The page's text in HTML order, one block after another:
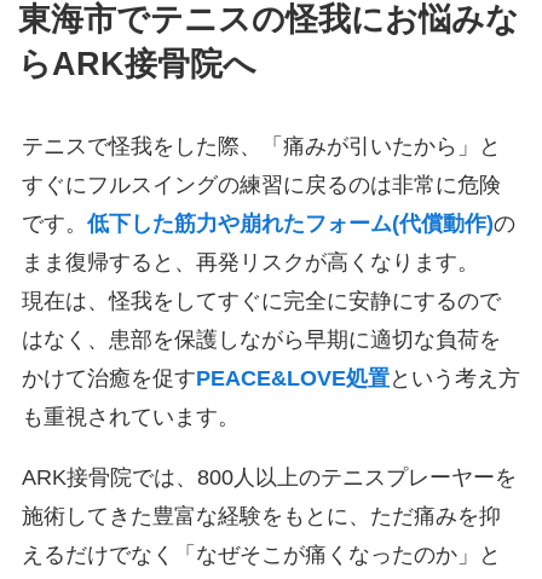
東海市でテニスの怪我にお悩みな
らARK接骨院へ
テニスで怪我をした際、「痛みが引いたから」と
すぐにフルスイングの練習に戻るのは非常に危険
です。 低下した筋力や崩れたフォーム(代償動作)の
まま復帰すると、再発リスクが高くなります。
現在は、怪我をしてすぐに完全に安静にするので
はなく、患部を保護しながら早期に適切な負荷を
かけて治癒を促すPEACE&LOVE処置という考え方
も重視されています。
ARK接骨院では、800人以上のテニスプレーヤーを
施術してきた豊富な経験をもとに、ただ痛みを抑
えるだけでなく「なぜそこが痛くなったのか」と